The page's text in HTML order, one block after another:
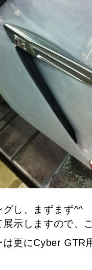
し、まずまず^^
示しますので、
更にCyber GTR